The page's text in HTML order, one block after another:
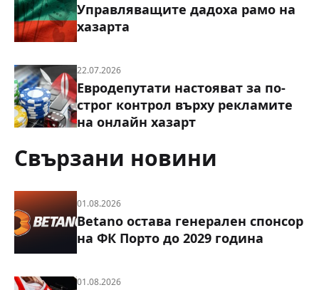
Управляващите дадоха рамо на
хазарта
22.07.2026
Евродепутати настояват за по-
строг контрол върху рекламите
на онлайн хазарт
Свързани новини
01.08.2026
Betano остава генерален спонсор
на ФК Порто до 2029 година
01.08.2026